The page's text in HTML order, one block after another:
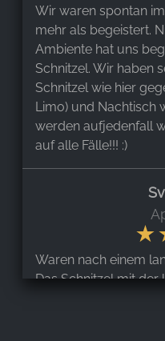
Wir waren spontan
mehr als begeistert.
Ambiente hat uns
Schnitzel. Wir haben
Schnitzel wie hier
Limo) und Nachtisch
werden aufjedenfall
auf alle Fälle!!! :)
Waren nach einem
Das Schnitzel mit der